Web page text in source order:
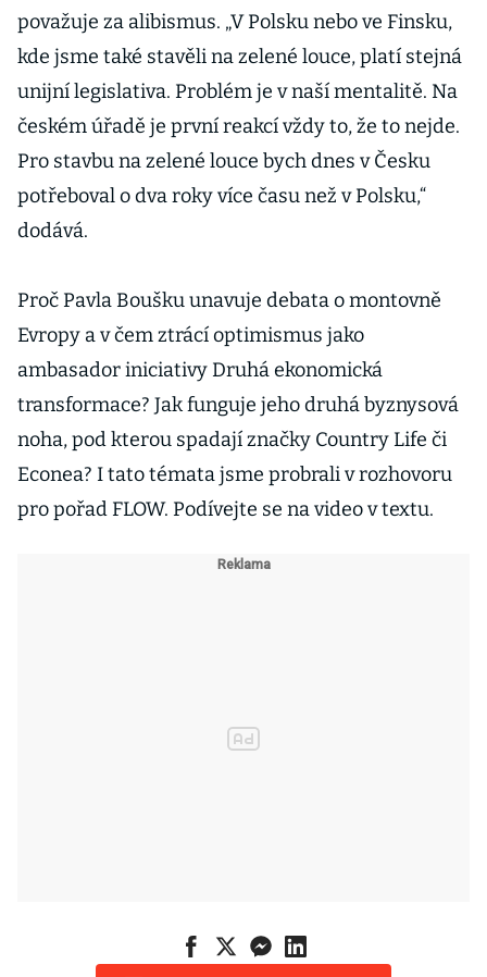
považuje za alibismus. „V Polsku nebo ve Finsku,
kde jsme také stavěli na zelené louce, platí stejná
unijní legislativa. Problém je v naší mentalitě. Na
českém úřadě je první reakcí vždy to, že to nejde.
Pro stavbu na zelené louce bych dnes v Česku
potřeboval o dva roky více času než v Polsku,“
dodává.
Proč Pavla Boušku unavuje debata o montovně
Evropy a v čem ztrácí optimismus jako
ambasador iniciativy Druhá ekonomická
transformace? Jak funguje jeho druhá byznysová
noha, pod kterou spadají značky Country Life či
Econea? I tato témata jsme probrali v rozhovoru
pro pořad FLOW. Podívejte se na video v textu.